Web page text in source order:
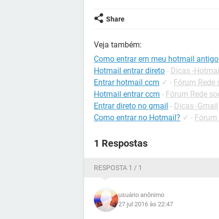
Share
Veja também:
Como entrar em meu hotmail antigo
Hotmail entrar direto - Dicas -
Entrar hotmail ccm ✓ - Fórum Rede
Hotmail entrar ccm - Fórum Rede
Entrar direto no gmail - Dicas -Gmail
Como entrar no Hotmail? ✓ - Fórum
1 Respostas
RESPOSTA 1 / 1
usuário anônimo
27 jul 2016 às 22:47